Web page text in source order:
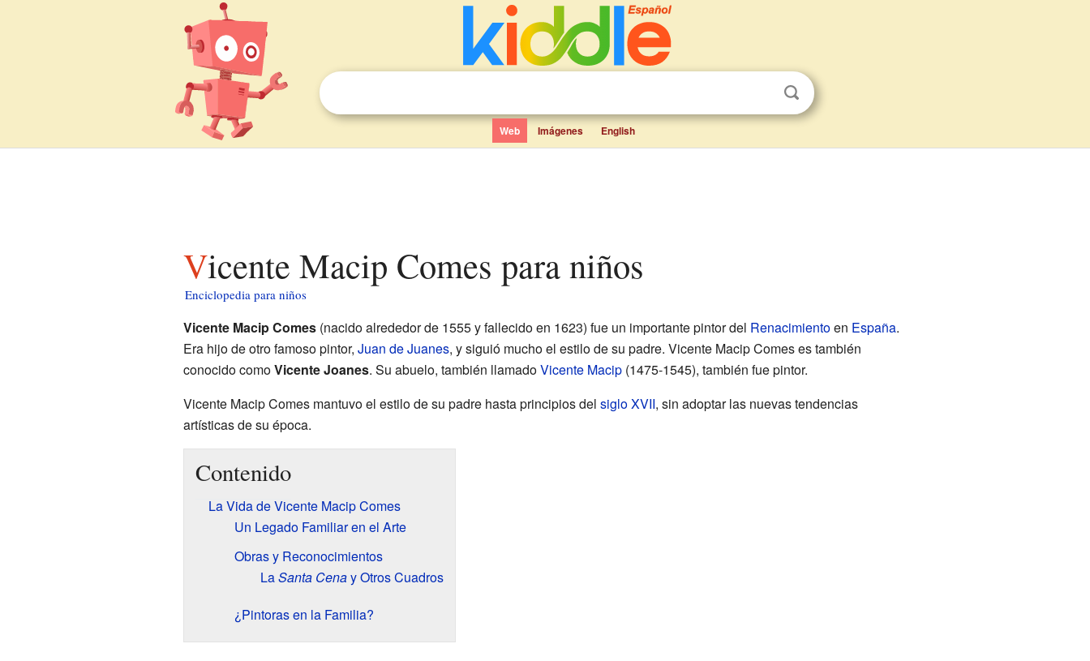
Web Imágenes English
Vicente Macip Comes para niños
Enciclopedia para niños
Vicente Macip Comes(nacido alrededor de 1555 y fallecido en 1623) fue un importante pintor del Renacimientoen España.
Era hijo de otro famoso pintor, Juan de Juanes, y siguió mucho el estilo de su padre. Vicente Macip Comes es también
conocido comoVicente Joanes. Su abuelo, también llamadoVicente Macip(1475-1545), también fue pintor.
Vicente Macip Comes mantuvo el estilo de su padre hasta principios del siglo XVII, sin adoptar las nuevas tendencias
artísticas de su época.
Contenido
La Vida de Vicente Macip Comes
Un Legado Familiar en el Arte
Obras y Reconocimientos
LaSanta Cenay Otros Cuadros
¿Pintoras en la Familia?